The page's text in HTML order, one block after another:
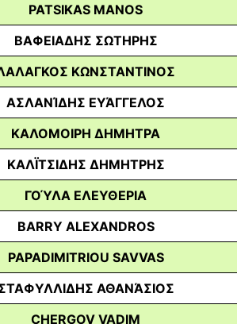
PATSIKAS MANOS
ΒΑΦΕΙΑΔΗΣ ΣΩΤΗΡΗΣ
ΚΩΝΣΤΑΝΤΙΝΟΣ
ΑΣΛΑΝΊΔΗΣ ΕΥΆΓΓΕΛΟΣ
ΚΑΛΟΜΟΙΡΗ ΔΗΜΗΤΡΑ
ΚΑΛΪΤΣΙΔΗΣ ΔΗΜΗΤΡΗΣ
ΓΟΎΛΑ ΕΛΕΥΘΕΡΙΑ
BARRY ALEXANDROS
PAPADIMITRIOU SAVVAS
ΑΘΑΝΆΣΙΟΣ
CHERGOV VADIM